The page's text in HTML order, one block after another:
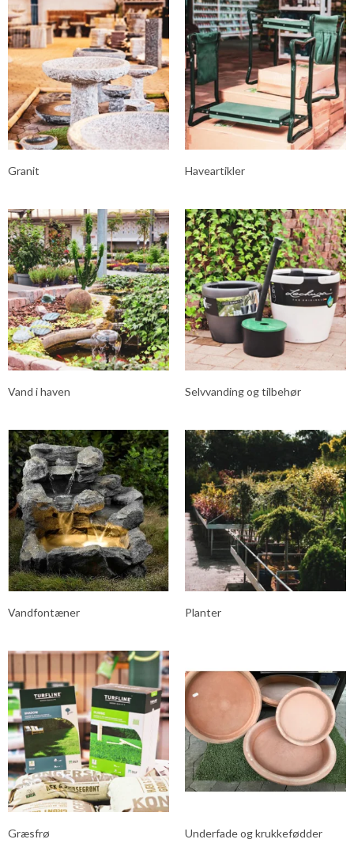
Granit Haveartikler
Vand i haven Selvvanding og tilbehør
Vandfontæner Planter
Græsfrø Underfade og krukkefødder